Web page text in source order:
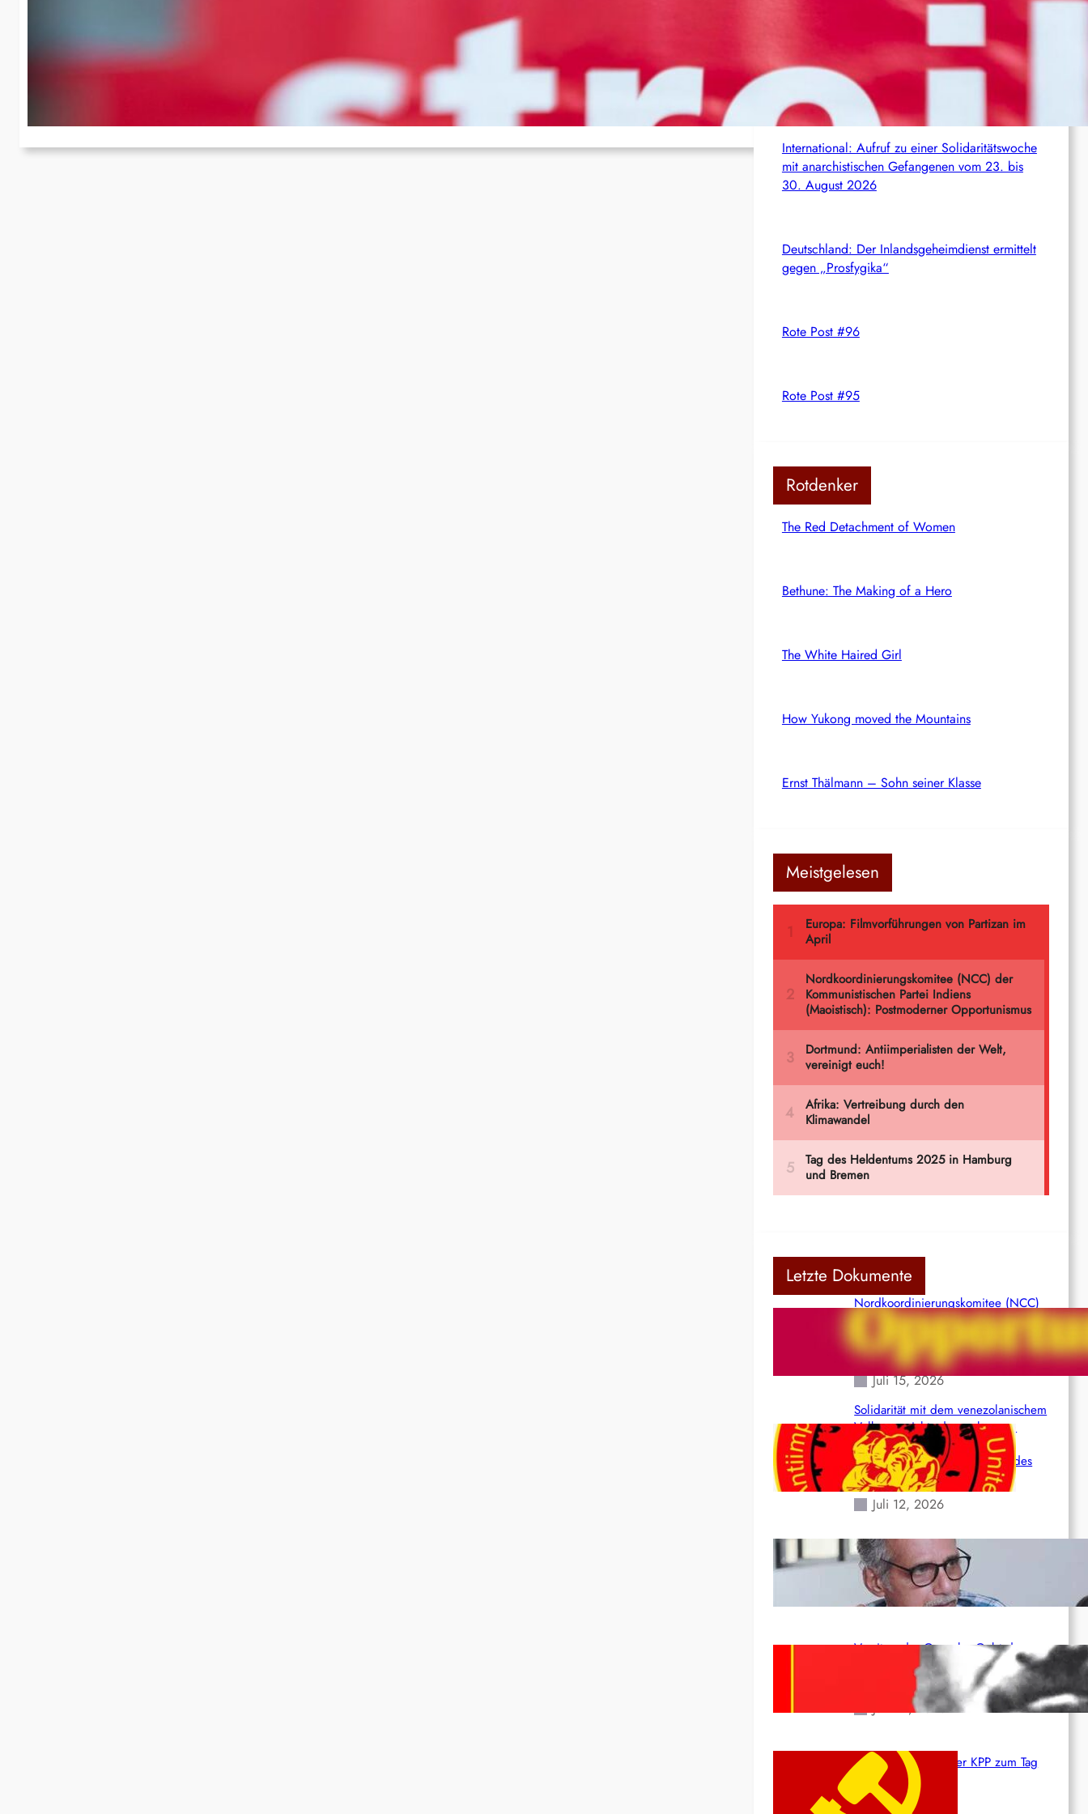
bundesweit stillstehen
Ver.di hat für den kommenden Montag deutschlandweit (außer
Niedersachsen) zu Warnstreiks aufgerufen. In diversen Städten und
Kommunen fällt der öffentliche…
Aktuelles aus dem Netz
Syrien: Der kurdische Journalist Ahmet Polad ist
seit 200 Tagen in Haft – die Solidarität wächst
International: Aufruf zu einer Solidaritätswoche
mit anarchistischen Gefangenen vom 23. bis
30. August 2026
Deutschland: Der Inlandsgeheimdienst ermittelt
gegen „Prosfygika“
Rote Post #96
Rote Post #95
Rotdenker
The Red Detachment of Women
Bethune: The Making of a Hero
The White Haired Girl
How Yukong moved the Mountains
Ernst Thälmann – Sohn seiner Klasse
Meistgelesen
Letzte Dokumente
Nordkoordinierungskomitee (NCC)
der Kommunistischen Partei Indiens
(Maoistisch): Postmoderner
Opportunismus
Juli 15, 2026
Solidarität mit dem venezolanischem
Volk angesichts der verlorenen
Leben und der katastrophalen
Situation durch die Erdbeben des
24. Juni!
Juli 12, 2026
Indien: „Die Politik der Kapitulation“
von K. Murali (Ajith)
Juli 1, 2026
Vorsitzender Gonzalo: Gebt das
Leben für die Partei und die
Revolution!
Juni 19, 2026
Beschluss des ZK der KPP zum Tag
des Heldentums
Juni 19, 2026